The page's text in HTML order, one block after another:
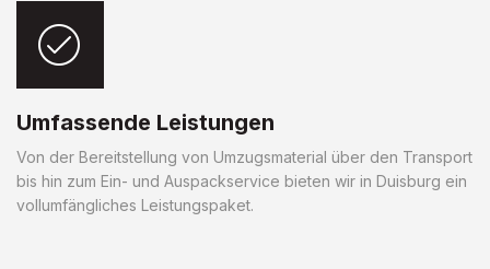
Umfassende Leistungen
Von der Bereitstellung von Umzugsmaterial über den Transport
bis hin zum Ein- und Auspackservice bieten wir in Duisburg ein
vollumfängliches Leistungspaket.